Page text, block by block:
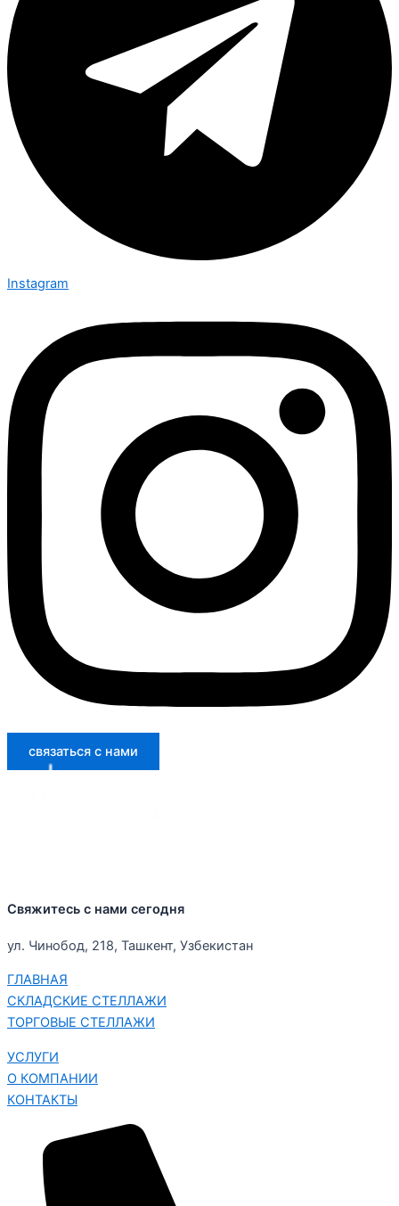
Instagram
связаться с нами
Свяжитесь с нами сегодня
ул. Чинобод, 218, Ташкент, Узбекистан
ГЛАВНАЯ
СКЛАДСКИЕ СТЕЛЛАЖИ
ТОРГОВЫЕ СТЕЛЛАЖИ
УСЛУГИ
О КОМПАНИИ
КОНТАКТЫ